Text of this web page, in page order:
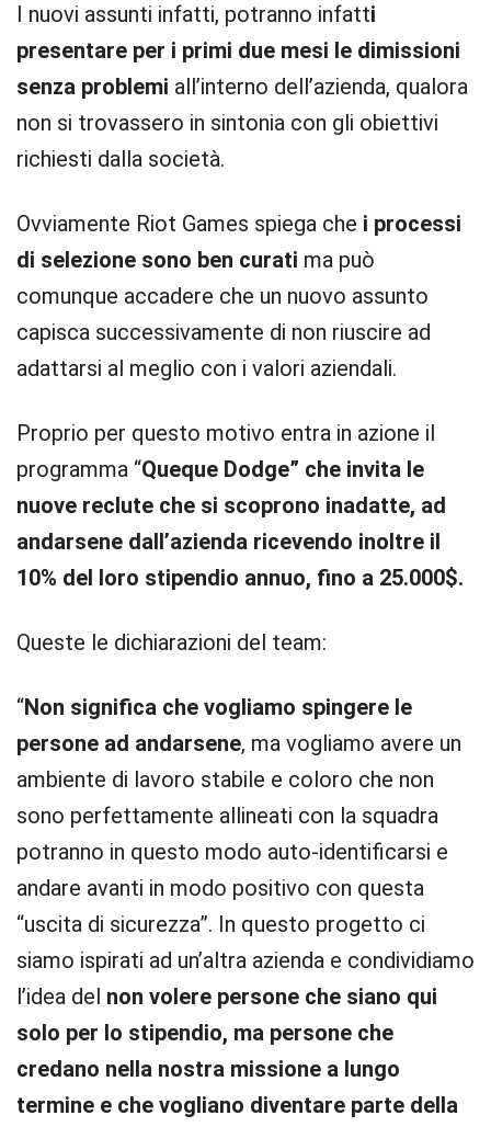
I nuovi assunti infatti, potranno infatti
presentare per i primi due mesi le dimissioni
senza problemi all’interno dell’azienda, qualora
non si trovassero in sintonia con gli obiettivi
richiesti dalla società.
Ovviamente Riot Games spiega che i processi
di selezione sono ben curati ma può
comunque accadere che un nuovo assunto
capisca successivamente di non riuscire ad
adattarsi al meglio con i valori aziendali.
Proprio per questo motivo entra in azione il
programma “Queque Dodge” che invita le
nuove reclute che si scoprono inadatte, ad
andarsene dall’azienda ricevendo inoltre il
10% del loro stipendio annuo, fino a 25.000$.
Queste le dichiarazioni del team:
“Non significa che vogliamo spingere le
persone ad andarsene, ma vogliamo avere un
ambiente di lavoro stabile e coloro che non
sono perfettamente allineati con la squadra
potranno in questo modo auto-identificarsi e
andare avanti in modo positivo con questa
“uscita di sicurezza”. In questo progetto ci
siamo ispirati ad un’altra azienda e condividiamo
l’idea del non volere persone che siano qui
solo per lo stipendio, ma persone che
credano nella nostra missione a lungo
termine e che vogliano diventare parte della